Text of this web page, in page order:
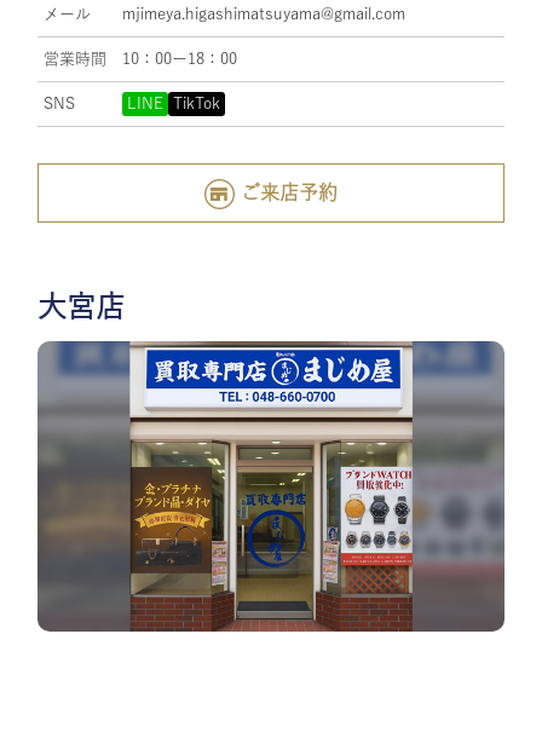
メール mjimeya.higashimatsuyama@gmail.com
営業時間 10：00ー18：00
SNS LINE TikTok
ご来店予約
大宮店